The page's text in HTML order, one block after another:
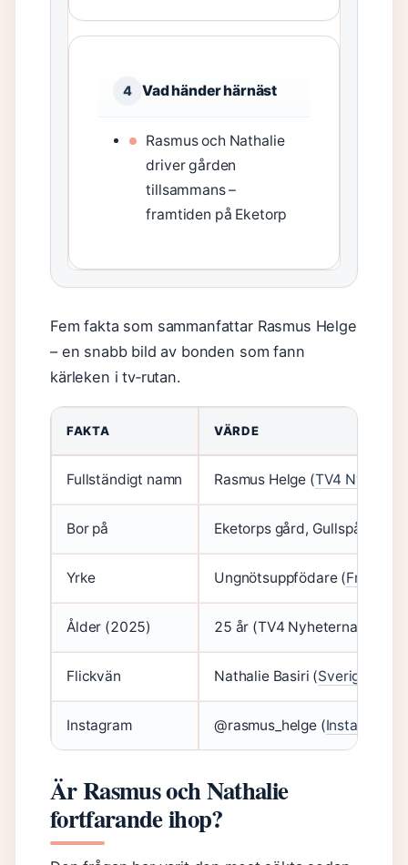
4 Vad händer härnäst
Rasmus och Nathalie
driver gården
tillsammans –
framtiden på Eketorp
Fem fakta som sammanfattar Rasmus Helge
– en snabb bild av bonden som fann
kärleken i tv‑rutan.
FAKTA VÄRDE
Fullständigt namn Rasmus Helge (TV4
Bor på Eketorps gård, Gullspång
Yrke Ungnötsuppfödare (
Ålder (2025) 25 år (TV4 Nyheterna)
Flickvän Nathalie Basiri (Sveriges
Instagram @rasmus_helge (Instagram
Är Rasmus och Nathalie
fortfarande ihop?